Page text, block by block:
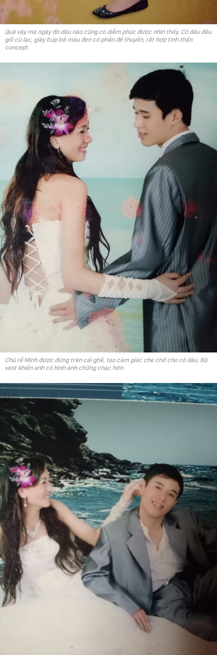
Quả váy mà ngày đó dâu nào cũng có diễm phúc được nhìn thấy. Cô dâu đầu
gối củ lạc, giày búp bê màu đen có phần đế thuyền, rất hợp tinh thần
concept.
Chú rể Minh được đứng trên cái ghế, tạo cảm giác che chở cho cô dâu. Bộ
vest khiến anh có hình ảnh chững chạc hơn.